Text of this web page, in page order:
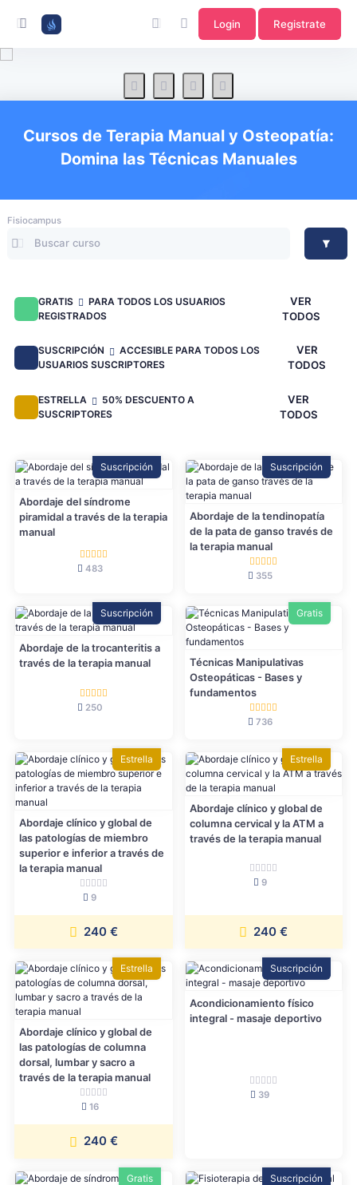
Login Registrate
Cursos de Terapia Manual y Osteopatía:
Domina las Técnicas Manuales
Fisiocampus
GRATIS
PARA TODOS LOS USUARIOS
REGISTRADOS
VER
TODOS
SUSCRIPCIÓN
ACCESIBLE PARA TODOS LOS
USUARIOS SUSCRIPTORES
VER
TODOS
ESTRELLA
50% DESCUENTO A
SUSCRIPTORES
VER
TODOS
Suscripción
Abordaje del síndrome
piramidal a través de la terapia
manual
483
Suscripción
Abordaje de la tendinopatía
de la pata de ganso través de
la terapia manual
355
Suscripción
Abordaje de la trocanteritis a
través de la terapia manual
250
Gratis
Técnicas Manipulativas
Osteopáticas - Bases y
fundamentos
736
Estrella
Abordaje clínico y global de
las patologías de miembro
superior e inferior a través de
la terapia manual
9
240 €
Estrella
Abordaje clínico y global de
columna cervical y la ATM a
través de la terapia manual
9
240 €
Estrella
Abordaje clínico y global de
las patologías de columna
dorsal, lumbar y sacro a
través de la terapia manual
16
240 €
Suscripción
Acondicionamiento físico
integral - masaje deportivo
39
Gratis Suscripción